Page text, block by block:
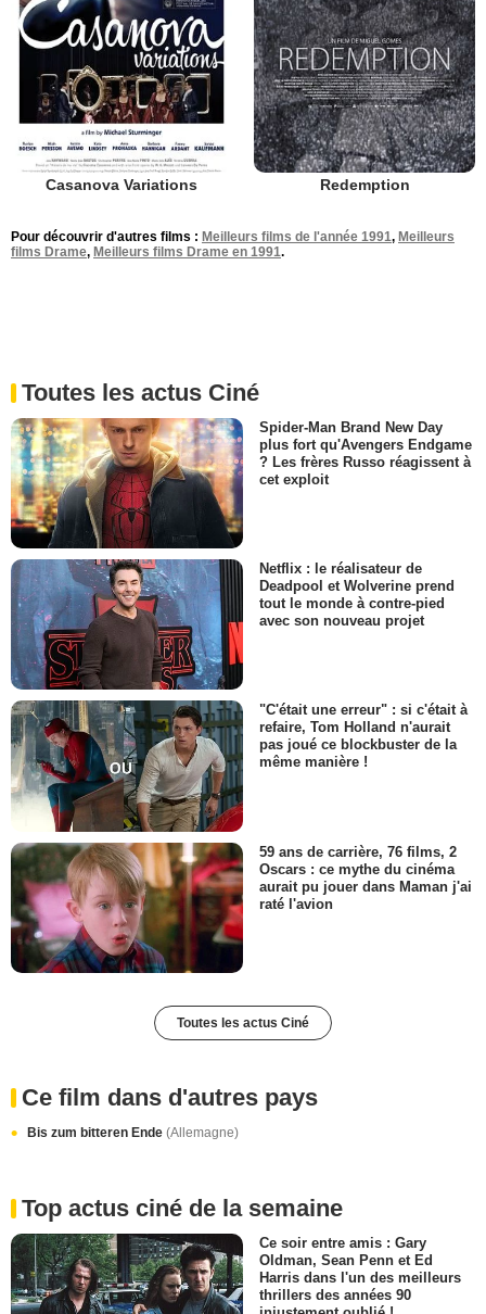
Casanova Variations Redemption
Pour découvrir d'autres films : Meilleurs films de l'année 1991, Meilleurs
films Drame, Meilleurs films Drame en 1991.
Toutes les actus Ciné
Spider-Man Brand New Day
plus fort qu'Avengers Endgame
? Les frères Russo réagissent à
cet exploit
Netflix : le réalisateur de
Deadpool et Wolverine prend
tout le monde à contre-pied
avec son nouveau projet
"C'était une erreur" : si c'était à
refaire, Tom Holland n'aurait
pas joué ce blockbuster de la
même manière !
59 ans de carrière, 76 films, 2
Oscars : ce mythe du cinéma
aurait pu jouer dans Maman j'ai
raté l'avion
Toutes les actus Ciné
Ce film dans d'autres pays
Bis zum bitteren Ende (Allemagne)
Top actus ciné de la semaine
Ce soir entre amis : Gary
Oldman, Sean Penn et Ed
Harris dans l'un des meilleurs
thrillers des années 90